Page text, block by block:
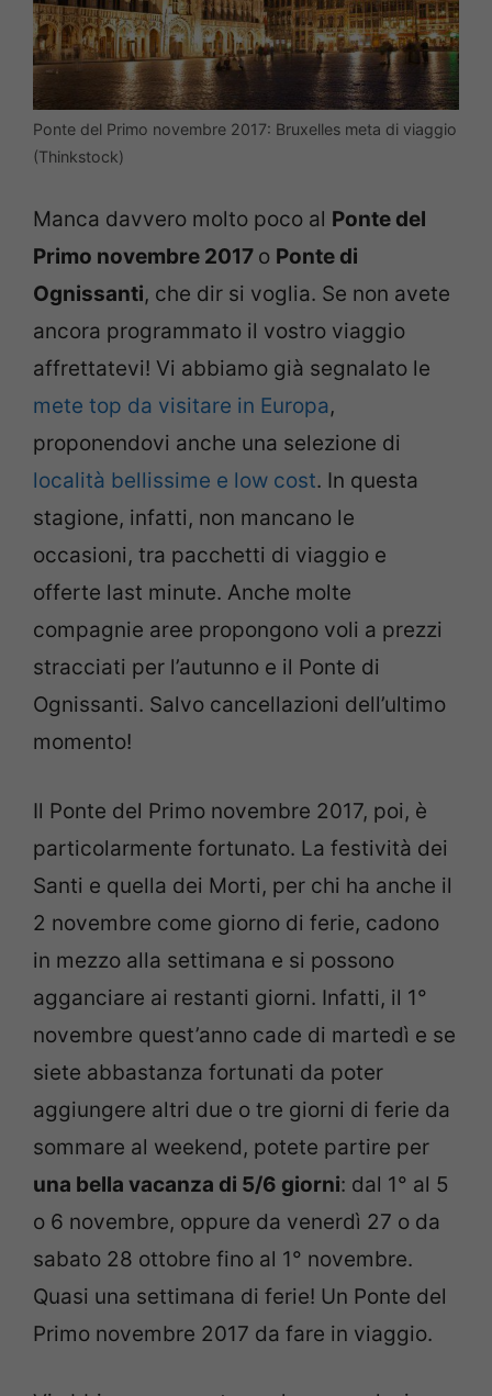
Ponte del Primo novembre 2017: Bruxelles meta di viaggio
(Thinkstock)
Manca davvero molto poco al Ponte del
Primo novembre 2017 o Ponte di
Ognissanti, che dir si voglia. Se non avete
ancora programmato il vostro viaggio
affrettatevi! Vi abbiamo già segnalato le
mete top da visitare in Europa,
proponendovi anche una selezione di
località bellissime e low cost. In questa
stagione, infatti, non mancano le
occasioni, tra pacchetti di viaggio e
offerte last minute. Anche molte
compagnie aree propongono voli a prezzi
stracciati per l’autunno e il Ponte di
Ognissanti. Salvo cancellazioni dell’ultimo
momento!
Il Ponte del Primo novembre 2017, poi, è
particolarmente fortunato. La festività dei
Santi e quella dei Morti, per chi ha anche il
2 novembre come giorno di ferie, cadono
in mezzo alla settimana e si possono
agganciare ai restanti giorni. Infatti, il 1°
novembre quest’anno cade di martedì e se
siete abbastanza fortunati da poter
aggiungere altri due o tre giorni di ferie da
sommare al weekend, potete partire per
una bella vacanza di 5/6 giorni: dal 1° al 5
o 6 novembre, oppure da venerdì 27 o da
sabato 28 ottobre fino al 1° novembre.
Quasi una settimana di ferie! Un Ponte del
Primo novembre 2017 da fare in viaggio.